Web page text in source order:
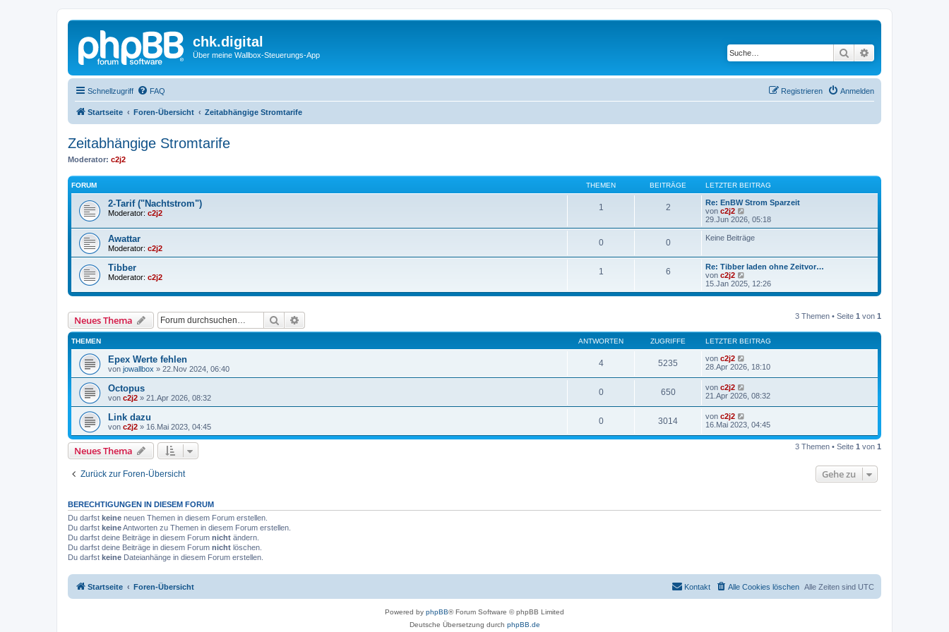
chk.digital
Über meine Wallbox-Steuerungs-App Suche
Schnellzugriff FAQ Anmelden
Registrieren
Startseite Foren-Übersicht Zeitabhängige Stromtarife
Zeitabhängige Stromtarife
Moderator: c2j2
FORUM THEMEN BEITRÄGE LETZTER BEITRAG
2-Tarif ("Nachtstrom")
Moderator: c2j2
1 2
Re: EnBW Strom Sparzeit
von c2j2
e
u
e
s
e
r
e
i
29.Jun 2026, 05:18
Awattar
Moderator: c2j2
0 0 Keine Beiträge
Tibber
Moderator: c2j2
1 6
Re: Tibber laden ohne Zeitvor…
von c2j2
e
u
r
B
e
t
r
g
15.Jan 2025, 12:26
Neues Thema Suche 3 Themen • Seite 1 von 1
THEMEN ANTWORTEN ZUGRIFFE LETZTER BEITRAG
Epex Werte fehlen
von jowallbox » 22.Nov 2024, 06:40
4 5235 von c2j2
28.Apr 2026, 18:10
Octopus
von c2j2 » 21.Apr 2026, 08:32
0 650 von c2j2
21.Apr 2026, 08:32
Link dazu
von c2j2 » 16.Mai 2023, 04:45
0 3014 von c2j2
16.Mai 2023, 04:45
Neues Thema 3 Themen • Seite 1 von 1
Zurück zur Foren-Übersicht Gehe zu
BERECHTIGUNGEN IN DIESEM FORUM
Du darfst keine neuen Themen in diesem Forum erstellen.
Du darfst keineAntworten zu Themen in diesem Forum erstellen.
Du darfst deine Beiträge in diesem Forum nicht ändern.
Du darfst deine Beiträge in diesem Forum nicht löschen.
Du darfst keine Dateianhänge in diesem Forum erstellen.
Startseite Foren-Übersicht Alle Zeiten sind UTC
Alle Cookies löschen
Kontakt
Powered by phpBB® Forum Software © phpBB Limited
Deutsche Übersetzung durch phpBB.de